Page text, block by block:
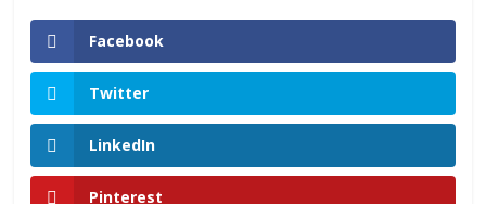
en
Colombia
|
Facebook
Twitter
LinkedIn
Pinterest